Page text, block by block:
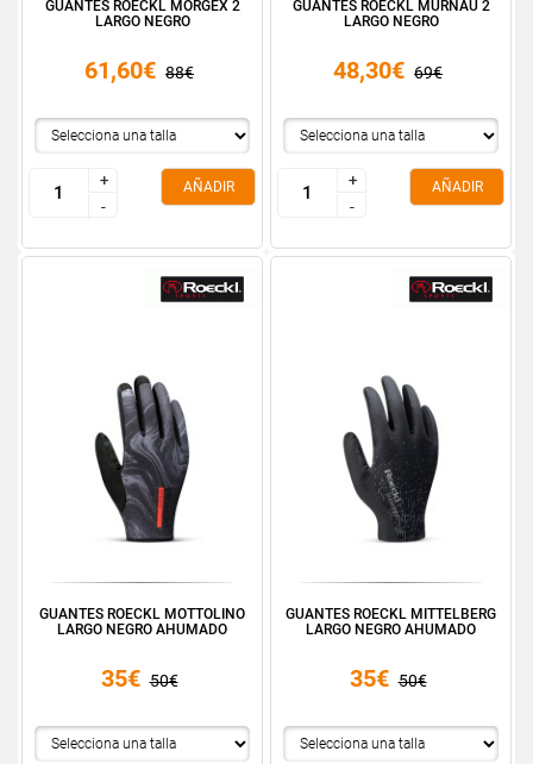
GUANTES ROECKL MORGEX 2
LARGO NEGRO
61,60€ 88€
+
-
+
-
AÑADIR
GUANTES ROECKL MURNAU 2
LARGO NEGRO
48,30€ 69€
+
-
+
-
AÑADIR
GUANTES ROECKL MOTTOLINO
LARGO NEGRO AHUMADO
35€ 50€
GUANTES ROECKL MITTELBERG
LARGO NEGRO AHUMADO
35€ 50€